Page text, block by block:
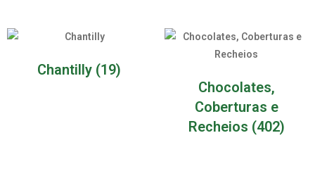
Chantilly (19)
Chocolates,
Coberturas e
Recheios (402)